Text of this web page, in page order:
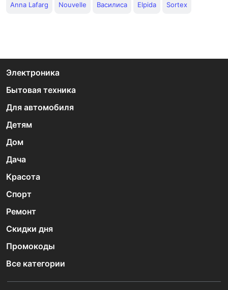
Anna Lafarg Nouvelle Василиса Elpida Sortex
Электроника
Бытовая техника
Для автомобиля
Детям
Дом
Дача
Красота
Спорт
Ремонт
Скидки дня
Промокоды
Все категории